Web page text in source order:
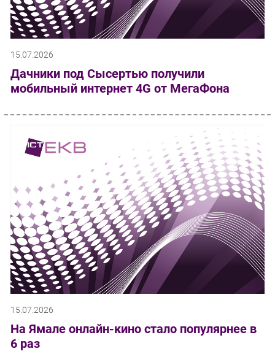
15.07.2026
Дачники под Сысертью получили
мобильный интернет 4G от МегаФона
15.07.2026
На Ямале онлайн-кино стало популярнее в
6 раз